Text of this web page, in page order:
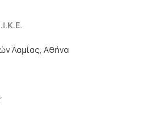
Λαμίας, Αθήνα